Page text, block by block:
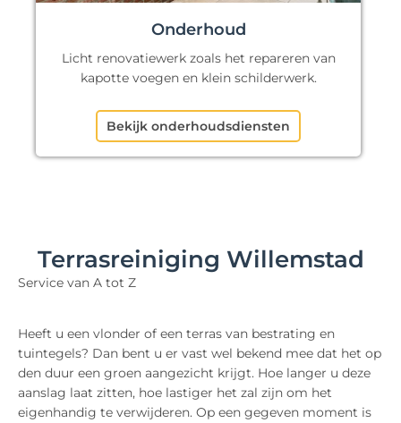
Onderhoud
Licht renovatiewerk zoals het repareren van
kapotte voegen en klein schilderwerk.
Bekijk onderhoudsdiensten
Terrasreiniging Willemstad
Service van A tot Z
Heeft u een vlonder of een terras van bestrating en
tuintegels? Dan bent u er vast wel bekend mee dat het op
den duur een groen aangezicht krijgt. Hoe langer u deze
aanslag laat zitten, hoe lastiger het zal zijn om het
eigenhandig te verwijderen. Op een gegeven moment is